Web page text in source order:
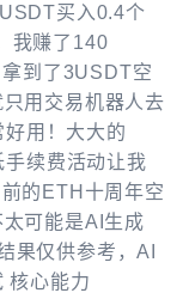
买入0.4个
我赚了140
到了3USDT空
用交易机器人去
用！大大的
续费活动让我
的ETH十周年空
可能是AI生成
果仅供参考，AI
核心能力